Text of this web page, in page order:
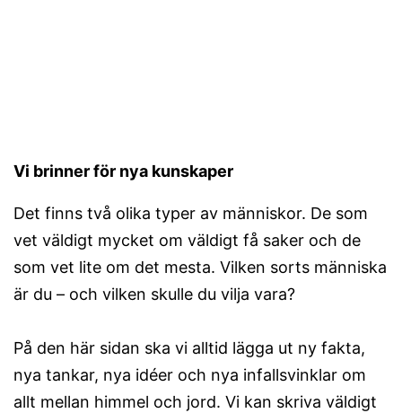
Vi brinner för nya kunskaper
Det finns två olika typer av människor. De som
vet väldigt mycket om väldigt få saker och de
som vet lite om det mesta. Vilken sorts människa
är du – och vilken skulle du vilja vara?
På den här sidan ska vi alltid lägga ut ny fakta,
nya tankar, nya idéer och nya infallsvinklar om
allt mellan himmel och jord. Vi kan skriva väldigt